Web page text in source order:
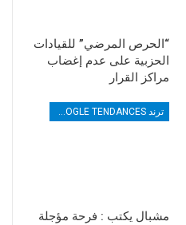
“الحرص المرضي” للقيادات
الحزبية على عدم إغضاب
مراكز القرار
ترند TRENDS GOOGLE TENDANCES
مشبال يكتب : فرحة مؤجلة